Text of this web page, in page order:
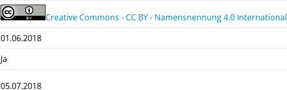
Creative Commons - CC BY - Namensnennung 4.0 International
01.06.2018
Ja
05.07.2018